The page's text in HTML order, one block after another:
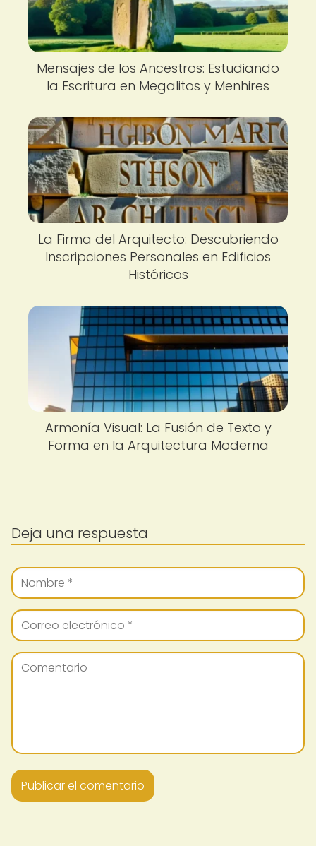
Mensajes de los Ancestros: Estudiando
la Escritura en Megalitos y Menhires
La Firma del Arquitecto: Descubriendo
Inscripciones Personales en Edificios
Históricos
Armonía Visual: La Fusión de Texto y
Forma en la Arquitectura Moderna
Deja una respuesta